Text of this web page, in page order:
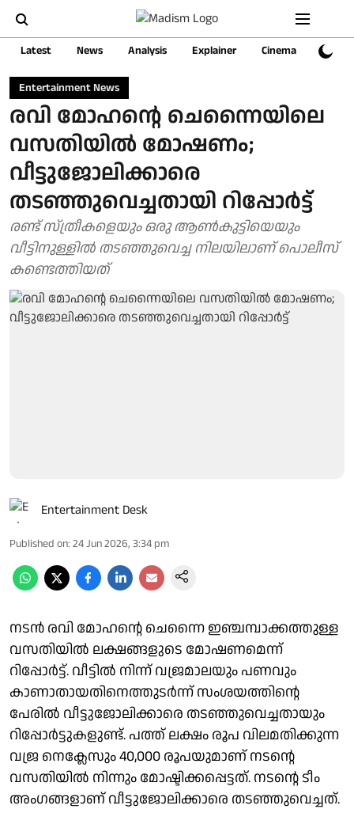
Latest News Analysis Explainer Cinema Sports
Entertainment News
രവി മോഹന്റെ ചെന്നൈയിലെ
വസതിയില്‍ മോഷണം;
വീട്ടുജോലിക്കാരെ
തടഞ്ഞുവെച്ചതായി റിപ്പോര്‍ട്ട്
രണ്ട് സ്ത്രീകളെയും ഒരു ആണ്‍കുട്ടിയെയും
വീട്ടിനുള്ളില്‍ തടഞ്ഞുവെച്ച നിലയിലാണ് പൊലീസ്
കണ്ടെത്തിയത്
Entertainment Desk
Published on: 24 Jun 2026, 3:34 pm
നടന്‍ രവി മോഹന്റെ ചെന്നൈ ഇഞ്ചമ്പാക്കത്തുള്ള
വസതിയില്‍ ലക്ഷങ്ങളുടെ മോഷണമെന്ന്
റിപ്പോര്‍ട്ട്. വീട്ടില്‍ നിന്ന് വജ്രമാലയും പണവും
കാണാതായതിനെത്തുടര്‍ന്ന് സംശയത്തിന്റെ
പേരില്‍ വീട്ടുജോലിക്കാരെ തടഞ്ഞുവെച്ചതായും
റിപ്പോര്‍ട്ടുകളുണ്ട്. പത്ത് ലക്ഷം രൂപ വിലമതിക്കുന്ന
വജ്ര നെക്ലേസും 40,000 രൂപയുമാണ് നടന്റെ
വസതിയില്‍ നിന്നും മോഷ്ടിക്കപ്പെട്ടത്. നടന്റെ ടീം
അംഗങ്ങളാണ് വീട്ടുജോലിക്കാരെ തടഞ്ഞുവെച്ചത്.